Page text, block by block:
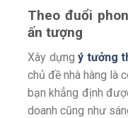
Theo đuổi
ấn tượng
Xây dựngý tưởng
chủ đề nhà hàng là
bạn khẳng định
doanh cũng như